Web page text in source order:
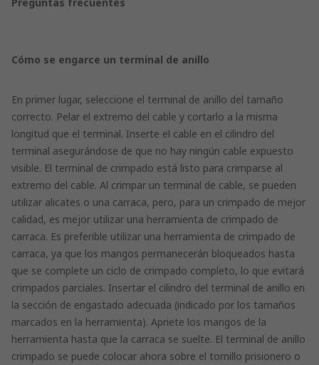
Cómo se engarce un terminal de anillo
En primer lugar, seleccione el terminal de anillo del tamaño
correcto. Pelar el extremo del cable y cortarlo a la misma
longitud que el terminal. Inserte el cable en el cilindro del
terminal asegurándose de que no hay ningún cable expuesto
visible. El terminal de crimpado está listo para crimparse al
extremo del cable. Al crimpar un terminal de cable, se pueden
utilizar alicates o una carraca, pero, para un crimpado de mejor
calidad, es mejor utilizar una herramienta de crimpado de
carraca. Es preferible utilizar una herramienta de crimpado de
carraca, ya que los mangos permanecerán bloqueados hasta
que se complete un ciclo de crimpado completo, lo que evitará
crimpados parciales. Insertar el cilindro del terminal de anillo en
la sección de engastado adecuada (indicado por los tamaños
marcados en la herramienta). Apriete los mangos de la
herramienta hasta que la carraca se suelte. El terminal de anillo
crimpado se puede colocar ahora sobre el tornillo prisionero o